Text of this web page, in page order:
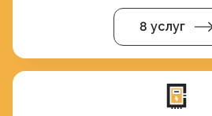
8 услуг